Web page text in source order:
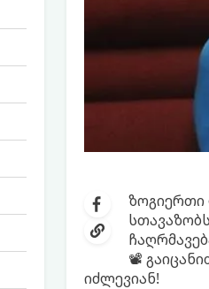
ზოგიერთი
📽
იძლევიან!